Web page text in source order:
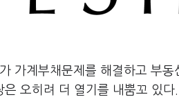
가계부채문제를 해결하고 부
오히려 더 열기를 내뿜꼬 있다.